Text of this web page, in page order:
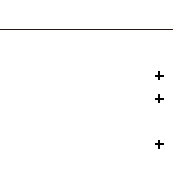
開く
開く
開く